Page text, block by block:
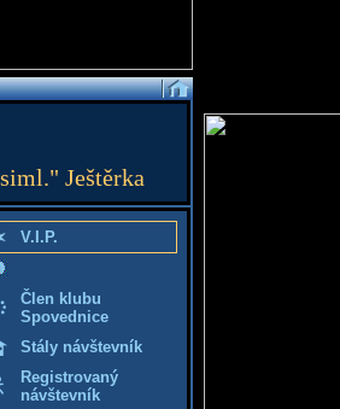
Ještěrka
V.I.P.
Člen klubu
Spovednice
Stály návštevník
Registrovaný
návštevník